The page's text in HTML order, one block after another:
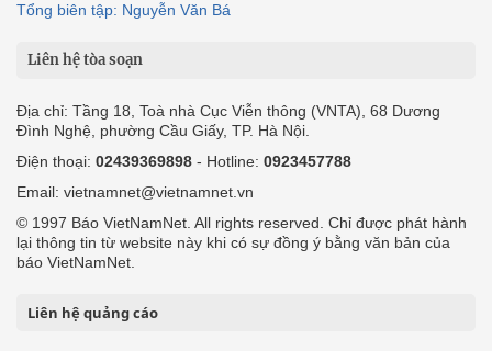
Tổng biên tập: Nguyễn Văn Bá
Liên hệ tòa soạn
Địa chỉ: Tầng 18, Toà nhà Cục Viễn thông (VNTA), 68 Dương
Đình Nghệ, phường Cầu Giấy, TP. Hà Nội.
Điện thoại: 02439369898 - Hotline: 0923457788
Email: vietnamnet@vietnamnet.vn
© 1997 Báo VietNamNet. All rights reserved. Chỉ được phát hành
lại thông tin từ website này khi có sự đồng ý bằng văn bản của
báo VietNamNet.
Liên hệ quảng cáo